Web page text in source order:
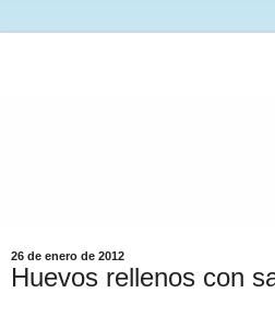
26 de enero de 2012
Huevos rellenos con